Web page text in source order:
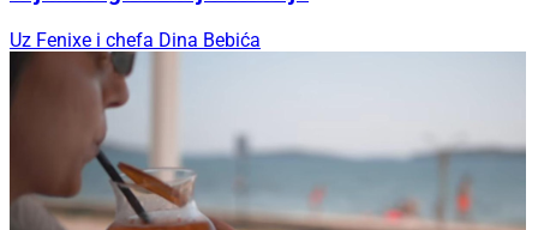
Uz Fenixe i chefa Dina Bebića